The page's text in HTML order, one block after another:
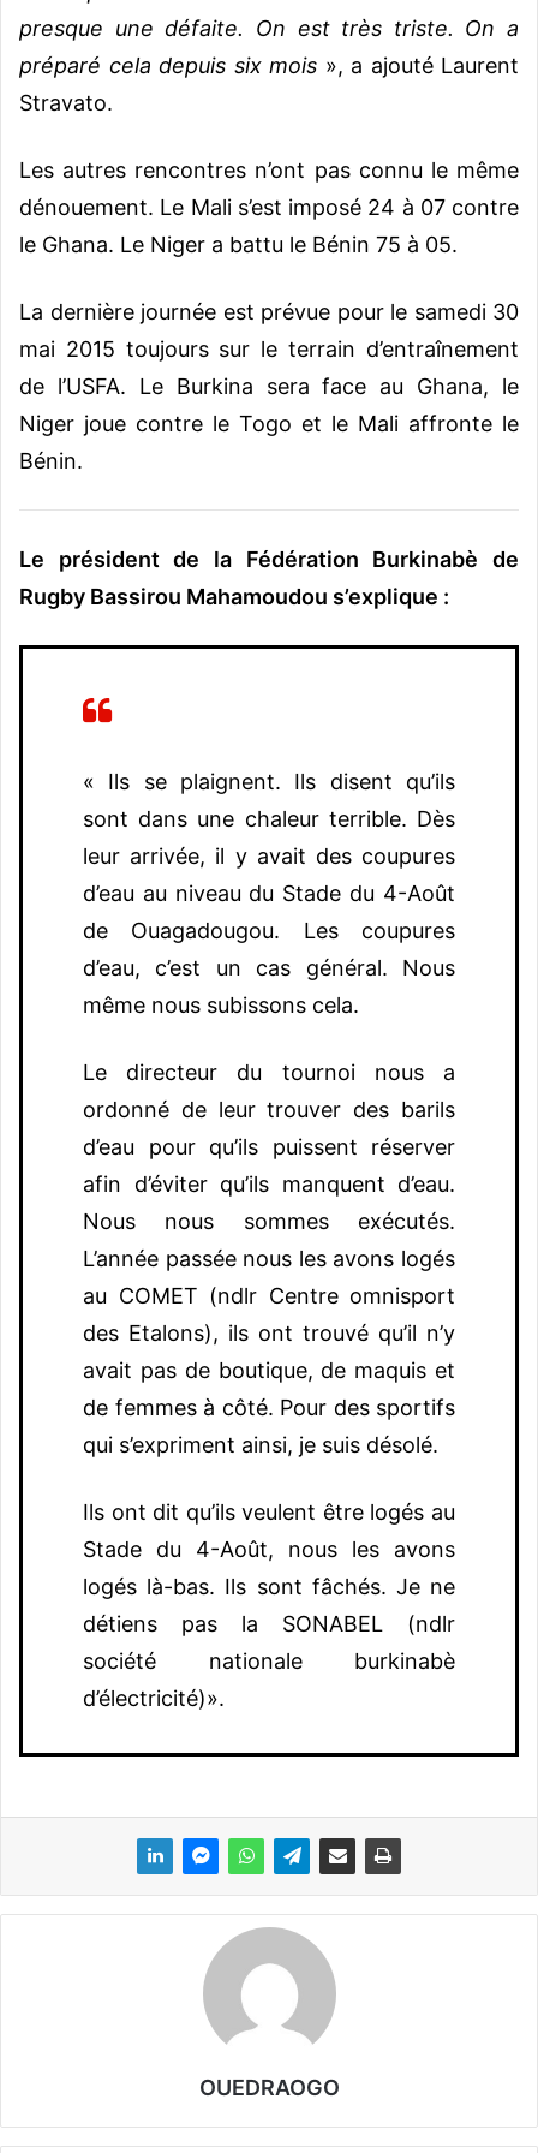
presque une défaite. On est très triste. On a
préparé cela depuis six mois », a ajouté Laurent
Stravato.
Les autres rencontres n’ont pas connu le même
dénouement. Le Mali s’est imposé 24 à 07 contre
le Ghana. Le Niger a battu le Bénin 75 à 05.
La dernière journée est prévue pour le samedi 30
mai 2015 toujours sur le terrain d’entraînement
de l’USFA. Le Burkina sera face au Ghana, le
Niger joue contre le Togo et le Mali affronte le
Bénin.
Le président de la Fédération Burkinabè de
Rugby Bassirou Mahamoudou s’explique :
« Ils se plaignent. Ils disent qu’ils
sont dans une chaleur terrible. Dès
leur arrivée, il y avait des coupures
d’eau au niveau du Stade du 4-Août
de Ouagadougou. Les coupures
d’eau, c’est un cas général. Nous
même nous subissons cela.
Le directeur du tournoi nous a
ordonné de leur trouver des barils
d’eau pour qu’ils puissent réserver
afin d’éviter qu’ils manquent d’eau.
Nous nous sommes exécutés.
L’année passée nous les avons logés
au COMET (ndlr Centre omnisport
des Etalons), ils ont trouvé qu’il n’y
avait pas de boutique, de maquis et
de femmes à côté. Pour des sportifs
qui s’expriment ainsi, je suis désolé.
Ils ont dit qu’ils veulent être logés au
Stade du 4-Août, nous les avons
logés là-bas. Ils sont fâchés. Je ne
détiens pas la SONABEL (ndlr
société nationale burkinabè
d’électricité)».
OUEDRAOGO